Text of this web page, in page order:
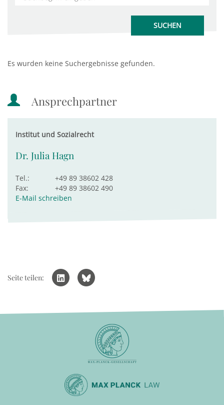
Es wurden keine Suchergebnisse gefunden.
Ansprechpartner
Institut und Sozialrecht
Dr. Julia Hagn
Tel.:
+49 89 38602 428
Fax:
+49 89 38602 490
E-Mail schreiben
Seite teilen: